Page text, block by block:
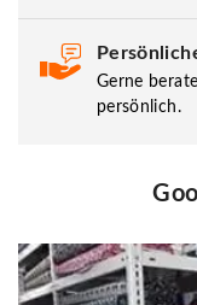
Gerne
persönlich.